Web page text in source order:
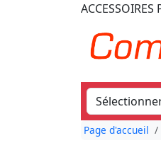
Page d'accueil